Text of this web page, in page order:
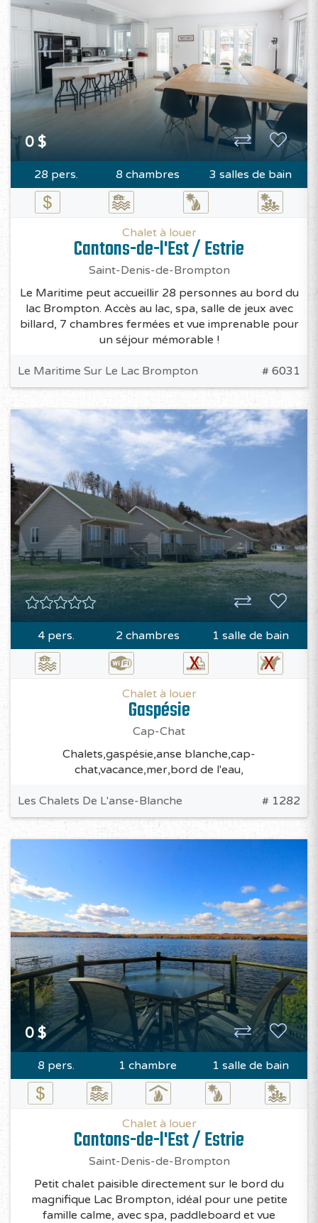
0 $
28 pers. 8 chambres 3 salles de bain
Chalet à louer
Cantons-de-l'Est / Estrie
Saint-Denis-de-Brompton
Le Maritime peut accueillir 28 personnes au bord du
lac Brompton. Accès au lac, spa, salle de jeux avec
billard, 7 chambres fermées et vue imprenable pour
un séjour mémorable !
Le Maritime Sur Le Lac Brompton # 6031
4 pers. 2 chambres 1 salle de bain
Chalet à louer
Gaspésie
Cap-Chat
Chalets,gaspésie,anse blanche,cap-
chat,vacance,mer,bord de l'eau,
Les Chalets De L'anse-Blanche # 1282
0 $
8 pers. 1 chambre 1 salle de bain
Chalet à louer
Cantons-de-l'Est / Estrie
Saint-Denis-de-Brompton
Petit chalet paisible directement sur le bord du
magnifique Lac Brompton, idéal pour une petite
famille calme, avec spa, paddleboard et vue